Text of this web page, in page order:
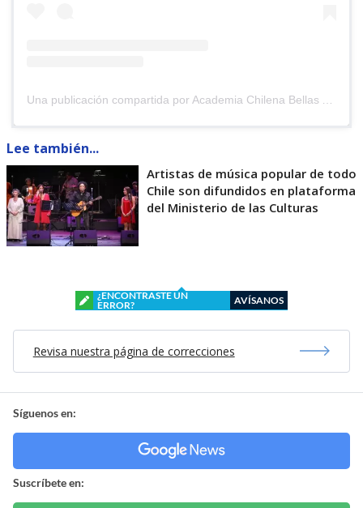
Lee también...
Artistas de música popular de todo
Chile son difundidos en plataforma
del Ministerio de las Culturas
¿ENCONTRASTE UN
ERROR?
AVÍSANOS
Revisa nuestra página de correcciones
Síguenos en:
Suscríbete en: